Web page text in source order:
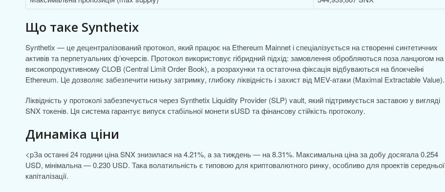
Що таке Synthetix
Synthetix — це децентралізований протокол, який працює на Ethereum Mainnet і спеціалізується на створенні синтетичних
активів та перпетуальних ф’ючерсів. Протокол використовує гібридний підхід: замовлення обробляються поза ланцюгом на
високопродуктивному CLOB (Central Limit Order Book), а розрахунки та остаточна фіксація відбуваються на блокчейні
Ethereum. Це дозволяє забезпечити низьку затримку, глибоку ліквідність і захист від MEV-атаки (Maximal Extractable Value).
Ліквідність у протоколі забезпечується через Synthetix Liquidity Provider (SLP) vault, який підтримується заставою у вигляді
SNX токенів. Ця система гарантує випуск стабільної монети sUSD та фінансову стійкість протоколу.
Динаміка ціни
<pЗа останні 24 години ціна SNX знизилася на 4.21%, а за тиждень — на 8.31%. Максимальна ціна за добу досягала 0.254
USD, мінімальна — 0.230 USD. Така волатильність є типовою для криптовалютного ринку, особливо для проектів середньої
капіталізації.